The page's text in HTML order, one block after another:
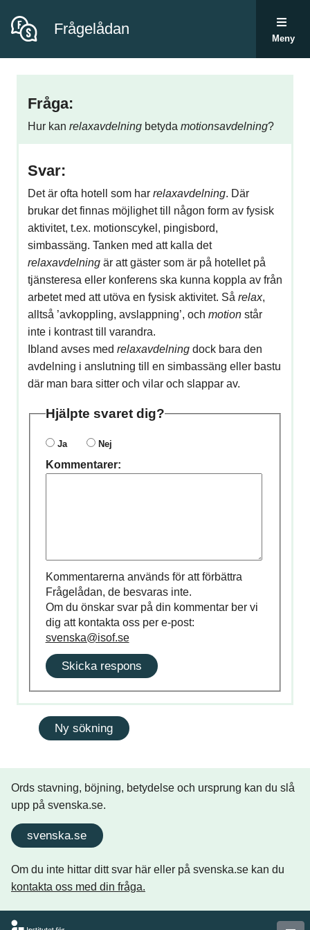
Frågelådan
Meny
Fråga:
Hur kan relaxavdelningbetyda motionsavdelning?
Svar:
Det är ofta hotell som har relaxavdelning. Där
brukar det finnas möjlighet till någon form av fysisk
aktivitet, t.ex. motionscykel, pingisbord,
simbassäng. Tanken med att kalla det
relaxavdelningär att gäster som är på hotellet på
tjänsteresa eller konferens ska kunna koppla av från
arbetet med att utöva en fysisk aktivitet. Så relax,
alltså ’avkoppling, avslappning’, och motion står
inte i kontrast till varandra.
Ibland avses med relaxavdelningdock bara den
avdelning i anslutning till en simbassäng eller bastu
där man bara sitter och vilar och slappar av.
Hjälpte svaret dig?
Ja Nej
Kommentarer:
Kommentarerna används för att förbättra
Frågelådan, de besvaras inte.
Om du önskar svar på din kommentar ber vi
dig att kontakta oss per e-post:
svenska@isof.se
Skicka respons
Ords stavning, böjning, betydelse och ursprung kan du slå
upp på svenska.se.
svenska.se
Om du inte hittar ditt svar här eller på svenska.se kan du
kontakta oss med din fråga.